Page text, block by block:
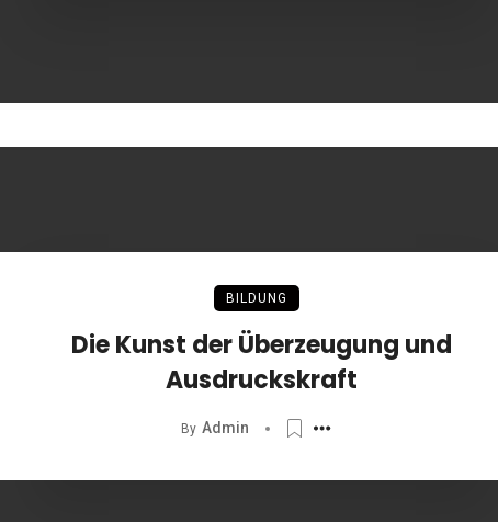
BILDUNG
Die Kunst der Überzeugung und
Ausdruckskraft
By Admin